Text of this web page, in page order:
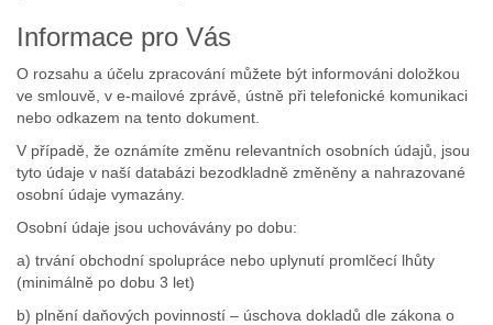
Informace pro Vás
O rozsahu a účelu zpracování můžete být informováni doložkou
ve smlouvě, v e-mailové zprávě, ústně při telefonické komunikaci
nebo odkazem na tento dokument.
V případě, že oznámíte změnu relevantních osobních údajů, jsou
tyto údaje v naší databázi bezodkladně změněny a nahrazované
osobní údaje vymazány.
Osobní údaje jsou uchovávány po dobu:
a) trvání obchodní spolupráce nebo uplynutí promlčecí lhůty
(minimálně po dobu 3 let)
b) plnění daňových povinností – úschova dokladů dle zákona o